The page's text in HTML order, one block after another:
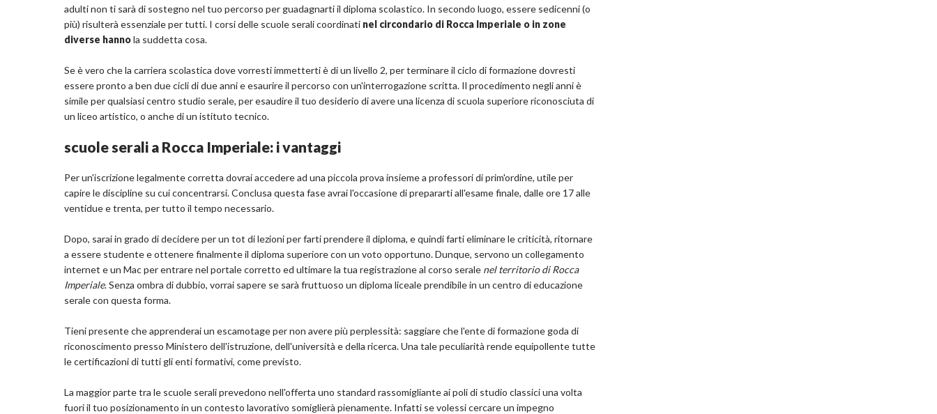
adulti non ti sarà di sostegno nel tuo percorso per guadagnarti il diploma scolastico. In secondo luogo, essere sedicenni (o
più) risulterà essenziale per tutti. I corsi delle scuole serali coordinati nel circondario di Rocca Imperiale o in zone
diverse hannola suddetta cosa.
Se è vero che la carriera scolastica dove vorresti immetterti è di un livello 2, per terminare il ciclo di formazione dovresti
essere pronto a ben due cicli di due anni e esaurire il percorso con un'interrogazione scritta. Il procedimento negli anni è
simile per qualsiasi centro studio serale, per esaudire il tuo desiderio di avere una licenza di scuola superiore riconosciuta di
un liceo artistico, o anche di un istituto tecnico.
scuole serali a Rocca Imperiale: i vantaggi
Per un'iscrizione legalmente corretta dovrai accedere ad una piccola prova insieme a professori di prim'ordine, utile per
capire le discipline su cui concentrarsi. Conclusa questa fase avrai l'occasione di prepararti all'esame finale, dalle ore 17 alle
ventidue e trenta, per tutto il tempo necessario.
Dopo, sarai in grado di decidere per un tot di lezioni per farti prendere il diploma, e quindi farti eliminare le criticità, ritornare
a essere studente e ottenere finalmente il diploma superiore con un voto opportuno. Dunque, servono un collegamento
internet e un Mac per entrare nel portale corretto ed ultimare la tua registrazione al corso serale nel territorio di Rocca
Imperiale. Senza ombra di dubbio, vorrai sapere se sarà fruttuoso un diploma liceale prendibile in un centro di educazione
serale con questa forma.
Tieni presente che apprenderai un escamotage per non avere più perplessità: saggiare che l'ente di formazione goda di
riconoscimento presso Ministero dell'istruzione, dell'università e della ricerca. Una tale peculiarità rende equipollente tutte
le certificazioni di tutti gli enti formativi, come previsto.
La maggior parte tra le scuole serali prevedono nell'offerta uno standard rassomigliante ai poli di studio classici una volta
fuori il tuo posizionamento in un contesto lavorativo somiglierà pienamente. Infatti se volessi cercare un impegno